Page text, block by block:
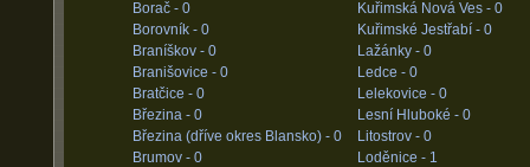
Borač - 0
Borovník - 0
Braníškov - 0
Branišovice - 0
Bratčice - 0
Březina - 0
Březina (dříve okres Blansko) - 0
Brumov - 0
Kuřimská Nová Ves - 0
Kuřimské Jestřabí - 0
Lažánky - 0
Ledce - 0
Lelekovice - 0
Lesní Hluboké - 0
Litostrov - 0
Loděnice - 1